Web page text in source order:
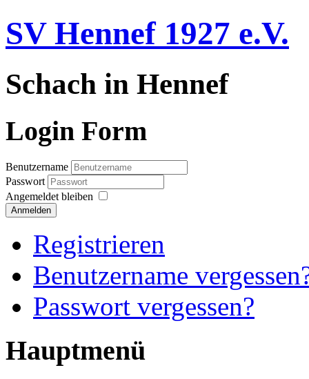
SV Hennef 1927 e.V.
Schach in Hennef
Login Form
Benutzername
Passwort
Angemeldet bleiben
Anmelden
Registrieren
Benutzername
Passwort vergessen?
Hauptmenü